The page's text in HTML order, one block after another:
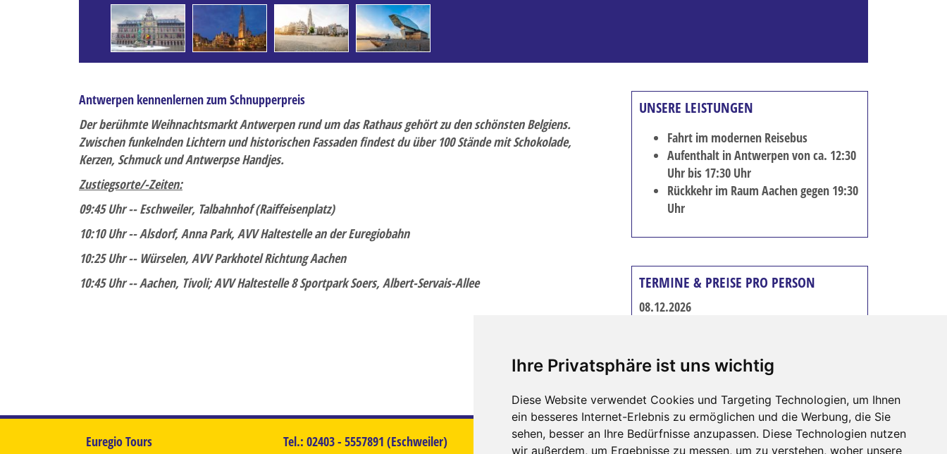
Ihre Privatsphäre ist uns wichtig
Diese Website verwendet Cookies und Targeting Technologien, um Ihnen
ein besseres Internet-Erlebnis zu ermöglichen und die Werbung, die Sie
sehen, besser an Ihre Bedürfnisse anzupassen. Diese Technologien nutzen
wir außerdem, um Ergebnisse zu messen, um zu verstehen, woher unsere
Antwerpen kennenlernen zum Schnupperpreis
Der berühmte Weihnachtsmarkt Antwerpen rund um das Rathaus gehört zu den schönsten Belgiens.
Zwischen funkelnden Lichtern und historischen Fassaden findest du über 100 Stände mit Schokolade,
Kerzen, Schmuck und Antwerpse Handjes.
Zustiegsorte/-Zeiten:
09:45 Uhr -- Eschweiler, Talbahnhof (Raiffeisenplatz)
10:10 Uhr -- Alsdorf, Anna Park, AVV Haltestelle an der Euregiobahn
10:25 Uhr -- Würselen, AVV Parkhotel Richtung Aachen
10:45 Uhr -- Aachen, Tivoli; AVV Haltestelle 8 Sportpark Soers, Albert-Servais-Allee
UNSERE LEISTUNGEN
Fahrt im modernen Reisebus
Aufenthalt in Antwerpen von ca. 12:30
Uhr bis 17:30 Uhr
Rückkehr im Raum Aachen gegen 19:30
Uhr
TERMINE & PREISE PRO PERSON
08.12.2026
Euregio Tours
Tel.: 02403 - 5557891 (Eschweiler)
E-Mail:info
euregiotours.de
Besuchen Sie uns